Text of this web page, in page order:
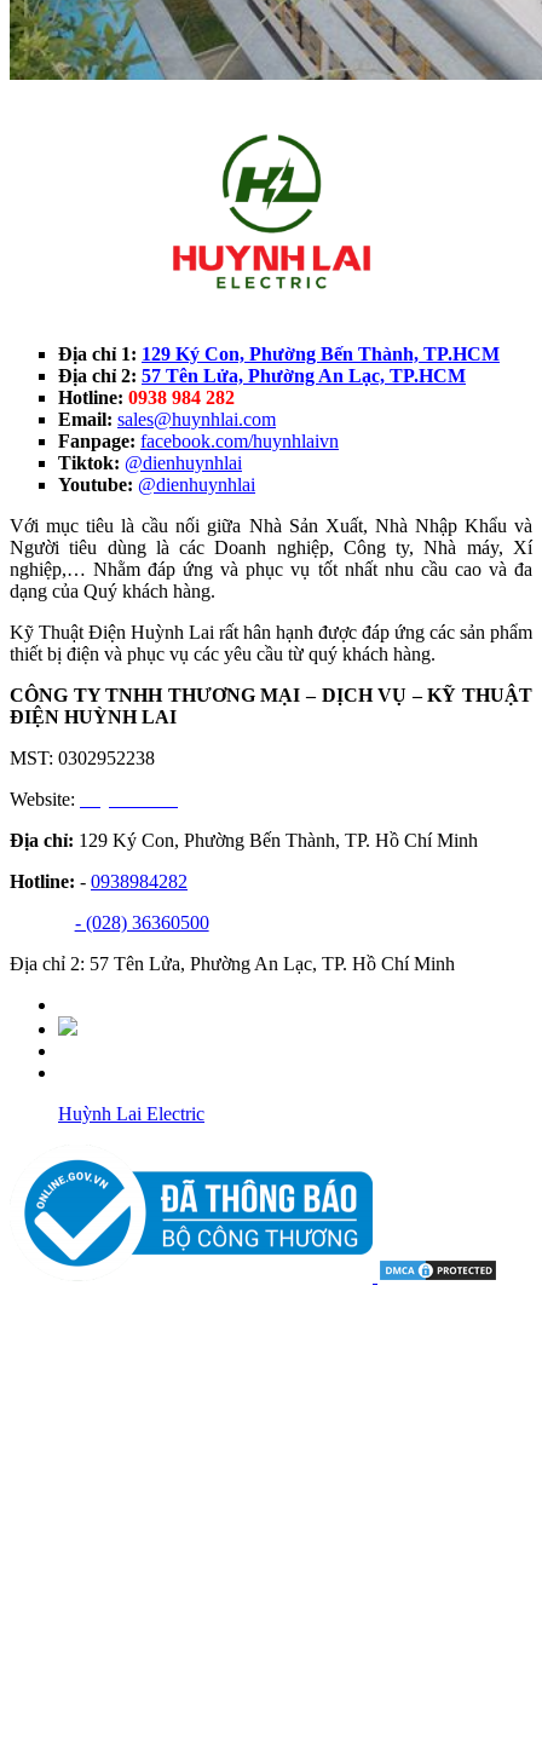
Địa chỉ 1: 129 Ký Con, Phường Bến Thành, TP.HCM
Địa chỉ 2: 57 Tên Lửa, Phường An Lạc, TP.HCM
Hotline: 0938 984 282
Email: sales@huynhlai.com
Fanpage: facebook.com/huynhlaivn
Tiktok: @dienhuynhlai
Youtube: @dienhuynhlai
Với mục tiêu là cầu nối giữa Nhà Sản Xuất, Nhà Nhập Khẩu và
Người tiêu dùng là các Doanh nghiệp, Công ty, Nhà máy, Xí
nghiệp,… Nhằm đáp ứng và phục vụ tốt nhất nhu cầu cao và đa
dạng của Quý khách hàng.
Kỹ Thuật Điện Huỳnh Lai rất hân hạnh được đáp ứng các sản phẩm
thiết bị điện và phục vụ các yêu cầu từ quý khách hàng.
CÔNG TY TNHH THƯƠNG MẠI – DỊCH VỤ – KỸ THUẬT
ĐIỆN HUỲNH LAI
MST: 0302952238
Website:
Địa chỉ: 129 Ký Con, Phường Bến Thành, TP. Hồ Chí Minh
Hotline: - 0938984282
- (028) 36360500
Địa chỉ 2: 57 Tên Lửa, Phường An Lạc, TP. Hồ Chí Minh
Huỳnh Lai Electric